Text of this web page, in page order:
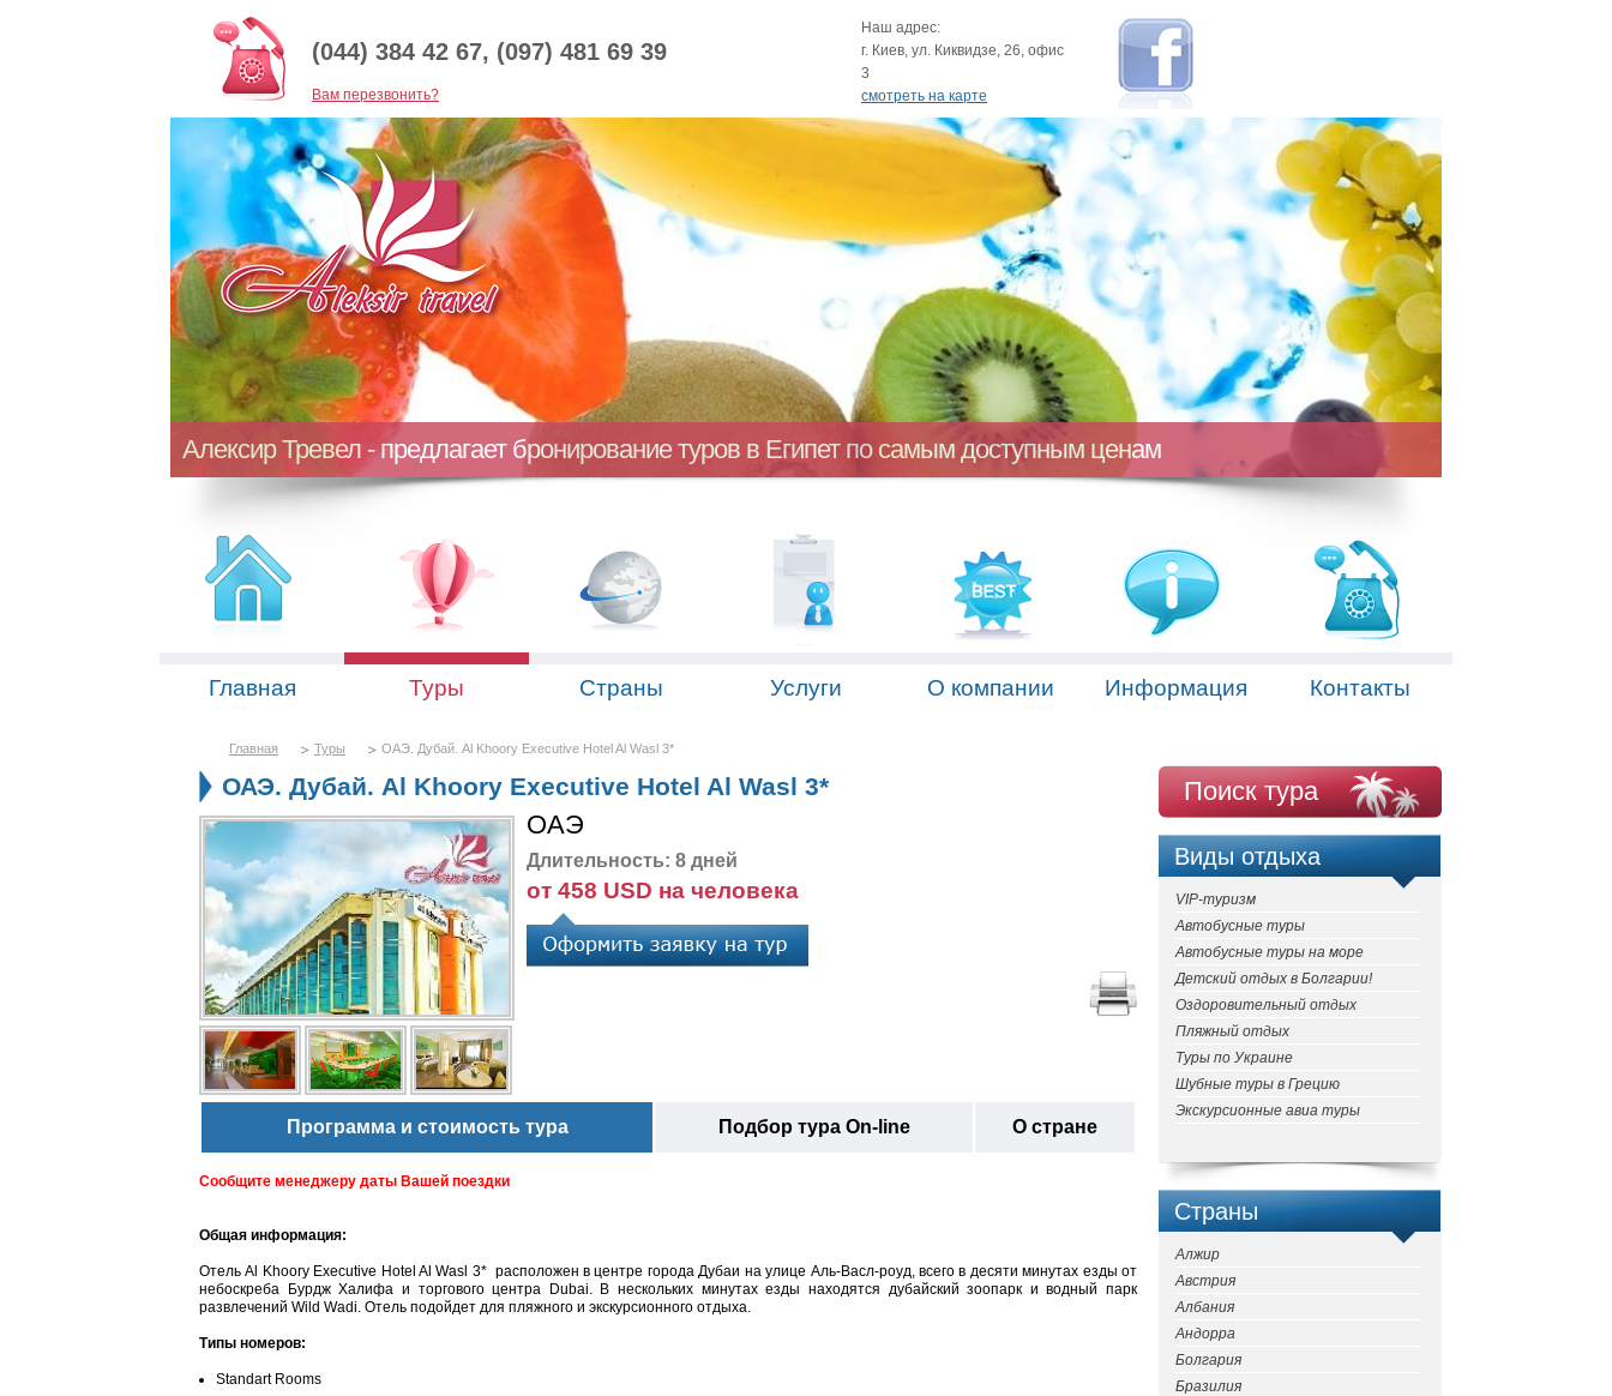
(044) 384 42 67, (097) 481 69 39
Baм перезвонить?
Наш адрес:
г. Киев, ул. Киквидзе, 26, офис
3
смотреть на карте
Алексир Тревел - предлагает бронирование туров в Египет по самым доступным ценам
Главная Туры Страны Услуги О компании Информация Контакты
Главная Туры ОАЭ. Дубай. Al Khoory Executive Hotel Al Wasl 3*
ОАЭ. Дубай. Al Khoory Executive Hotel Al Wasl 3*
ОАЭ
Длительность: 8 дней
от 458 USD на человека
Программа и стоимость тура Подбор тура On-line О стране
Сообщите менеджеру даты Вашей поездки
Общая информация:
Отель Al Khoory Executive Hotel Al Wasl 3* расположен в центре города Дубаи на улице Аль-Васл-роуд, всего в десяти минутах езды от
небоскреба Бурдж Халифа и торгового центра Dubai. В нескольких минутах езды находятся дубайский зоопарк и водный парк
развлечений Wild Wadi. Отель подойдет для пляжного и экскурсионного отдыха.
Типы номеров:
Standart Rooms
Поиск тура
Виды отдыха
VIP-туризм
Автобусные туры
Автобусные туры на море
Детский отдых в Болгарии!
Оздоровительный отдых
Пляжный отдых
Туры по Украине
Шубные туры в Грецию
Экскурсионные авиа туры
Страны
Алжир
Австрия
Албания
Андорра
Болгария
Бразилия